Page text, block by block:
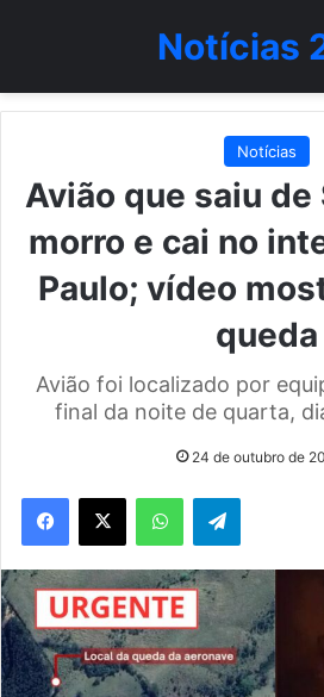
Notícias
Notícias
Avião que saiu de
morro e cai no
Paulo; vídeo
queda
Avião foi localizado por
final da noite de quarta,
24 de outubro de
WhatsAppTelegram